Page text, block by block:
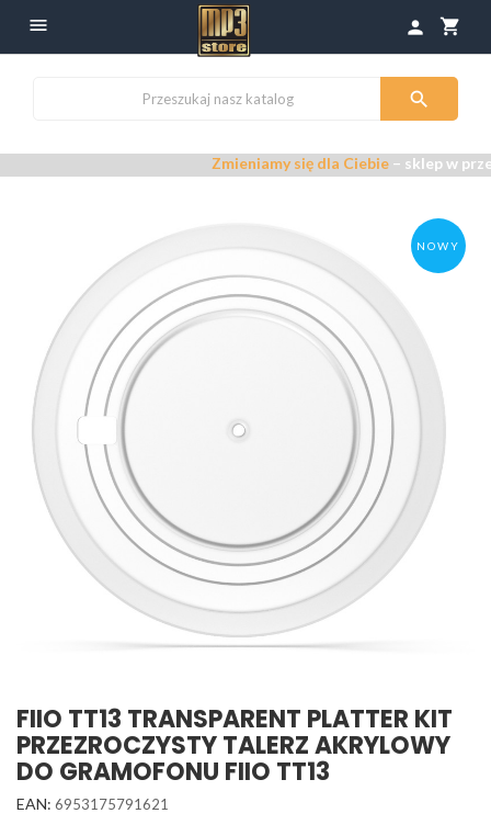
 shopping_cart
person

Zmieniamy się dla Ciebie– sklep w
NOWY
FIIO TT13 TRANSPARENT PLATTER KIT
PRZEZROCZYSTY TALERZ AKRYLOWY
DO GRAMOFONU FIIO TT13
EAN: 6953175791621